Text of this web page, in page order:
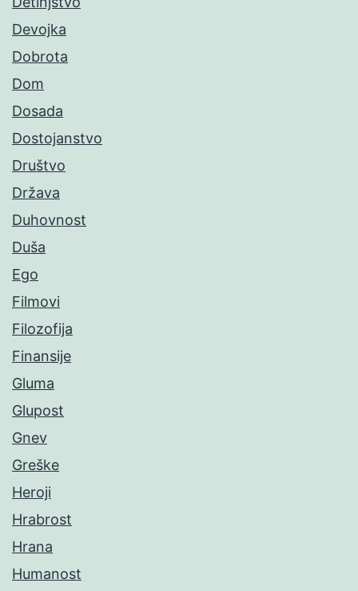
Devojka
Dobrota
Dom
Dosada
Dostojanstvo
Društvo
Država
Duhovnost
Duša
Ego
Filmovi
Filozofija
Finansije
Gluma
Glupost
Gnev
Greške
Heroji
Hrabrost
Hrana
Humanost